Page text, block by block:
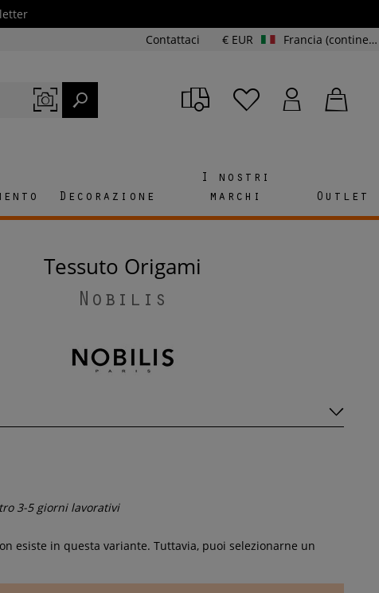
Contattaci € EUR Francia (continente e Corsica)
Decorazione
I nostri
marchi
Outlet
Tessuto Origami
Nobilis
3-5 giorni lavorativi
esiste in questa variante. Tuttavia, puoi selezionarne un